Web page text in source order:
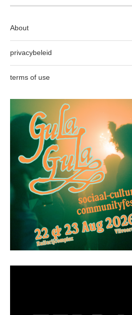
About
privacybeleid
terms of use